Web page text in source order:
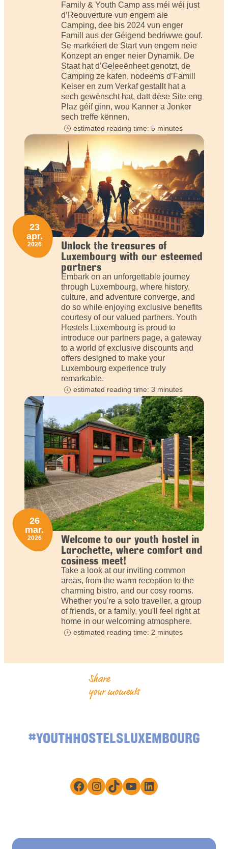
Family & Youth Camp ass méi wéi just
d’Reouverture vun engem ale
Camping, dee bis 2024 vun enger
Famill aus der Géigend bedriwwe gouf.
Se markéiert de Start vun engem neie
Konzept an enger neier Dynamik. De
Staat hat d’Geleeënheet genotzt, de
Camping ze kafen, nodeems d’Famill
Keiser en zum Verkaf gestallt hat a
sech gewënscht hat, datt dëse Site eng
Plaz géif ginn, wou Kanner a Jonker
sech treffe kënnen.
estimated reading time: 5 minutes
Unlock the treasures of
Luxembourg with our esteemed
partners
Embark on an unforgettable journey
through Luxembourg, where history,
culture, and adventure converge, and
do so while enjoying exclusive benefits
courtesy of our valued partners. Youth
Hostels Luxembourg is proud to
introduce our partners page, a gateway
to a world of exclusive discounts and
offers designed to make your
Luxembourg experience truly
remarkable.
23
apr.
2026
estimated reading time: 3 minutes
Welcome to our youth hostel in
Larochette, where comfort and
cosiness meet!
Take a look at our inviting common
areas, from the warm reception to the
charming bistro, and our cosy rooms.
Whether you're a solo traveller, a group
of friends, or a family, you'll feel right at
home in our welcoming atmosphere.
26
mar.
2026
estimated reading time: 2 minutes
Share
your moments
#YOUTHHOSTELSLUXEMBOURG
Facebook
Instagram
TikTokYouTube
LinkedIn